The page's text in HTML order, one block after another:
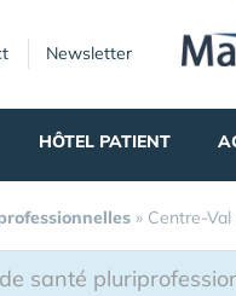
Newsletter
HÔTEL PATIENT
» Centre-Val